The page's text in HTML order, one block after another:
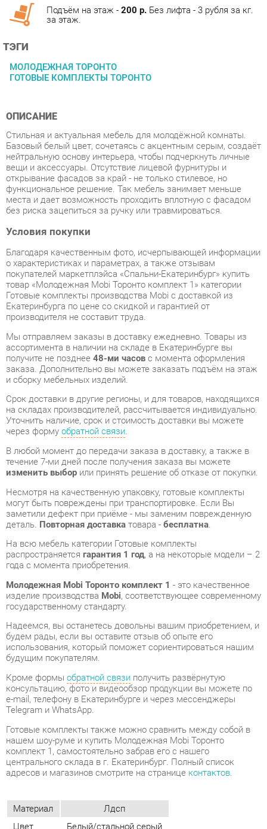
ТЭГИ
ГОТОВЫЕ КОМПЛЕКТЫ ТОРОНТО
Базовый белый цвет, сочетаясь с акцентным серым, создаёт
вещи и аксессуары. Отсутствие лицевой фурнитуры и
открывание фасадов за край - не только стилевое, но
функциональное решение. Так мебель занимает меньше
места и дает возможность проходить вплотную с фасадом
без риска зацепиться за ручку или травмироваться.
Условия покупки
Благодаря качественным фото, исчерпывающей информации
о характеристиках и параметрах, а также отзывам
покупателей маркетплэйса «Спальни-Екатеринбург» купить
товар «Молодежная Mobi Торонто комплект 1» категории
Готовые комплекты производства Mobi с доставкой из
Екатеринбурга по цене со скидкой и гарантией от
производителя не составит труда.
Мы отправляем заказы в доставку ежедневно. Товары из
ассортимента в наличии на складе в Екатеринбурге вы
получите не позднее48-ми часовс момента оформления
и сборку мебельных изделий.
Срок доставки в другие регионы, и для товаров, находящихся
на складах производителей, рассчитывается индивидуально.
Уточнить наличие, срок и стоимость доставки вы можете
через форму
В любой момент до передачи заказа в доставку, а также в
течение 7-ми дней после получения заказа вы можете
изменить выборили принять решение об отказе от покупки.
Несмотря на качественную упаковку, готовые комплекты
могут быть повреждены при транспортировке. Если Вы
заметили дефект при приёме - мы заменим поврежденную
деталь.Повторная доставка товара -бесплатна.
На всю мебель категории Готовые комплекты
распространяетсягарантия 1 год, а на некоторые модели – 2
года с момента приобретения.
изделие производстваMobi, соответствующее современному
государственному стандарту.
будем рады, если вы оставите отзыв об опыте его
использования, который поможет сориентироваться нашим
будущим покупателям.
Кроме формы обратной связиполучить развёрнутую
консультацию, фото и видеообзор продукции вы можете по
e-mail, телефону в Екатеринбурге и через мессенджеры
Telegram и WhatsApp.
Готовые комплекты также можно сравнить между собой в
нашем шоу-руме и купить Молодежная Mobi Торонто
комплект 1, самостоятельно забрав его с нашего
центрального склада в г. Екатеринбург. Полный список
адресов и магазинов смотрите на странице
Материал Лдсп
Цвет Белый/стальной серый
ОТЗЫВЫ
Пока нет отзывов, поделитесь первым своим мнением.